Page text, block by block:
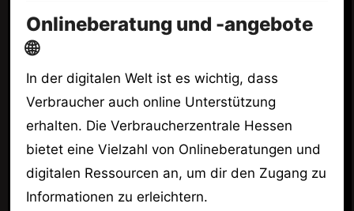
Onlineberatung und -angebote
🌐
In der digitalen Welt ist es wichtig, dass
Verbraucher auch online Unterstützung
erhalten. Die Verbraucherzentrale Hessen
bietet eine Vielzahl von Onlineberatungen und
digitalen Ressourcen an, um dir den Zugang zu
Informationen zu erleichtern.